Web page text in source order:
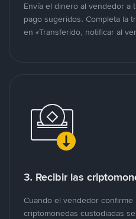
Envía el dinero al vendedor a
pago sugeridos. Completa la
en «Transferido, notificar al
3. Recibir las
Cuando el vendedor
criptomonedas custodiadas